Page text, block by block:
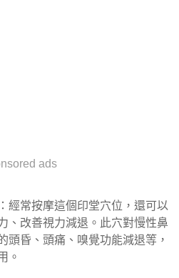
ads
經常按摩這個印堂穴位，還可以
、改善視力減退。此穴對慢性鼻
頭昏、頭痛、嗅覺功能減退等，
。